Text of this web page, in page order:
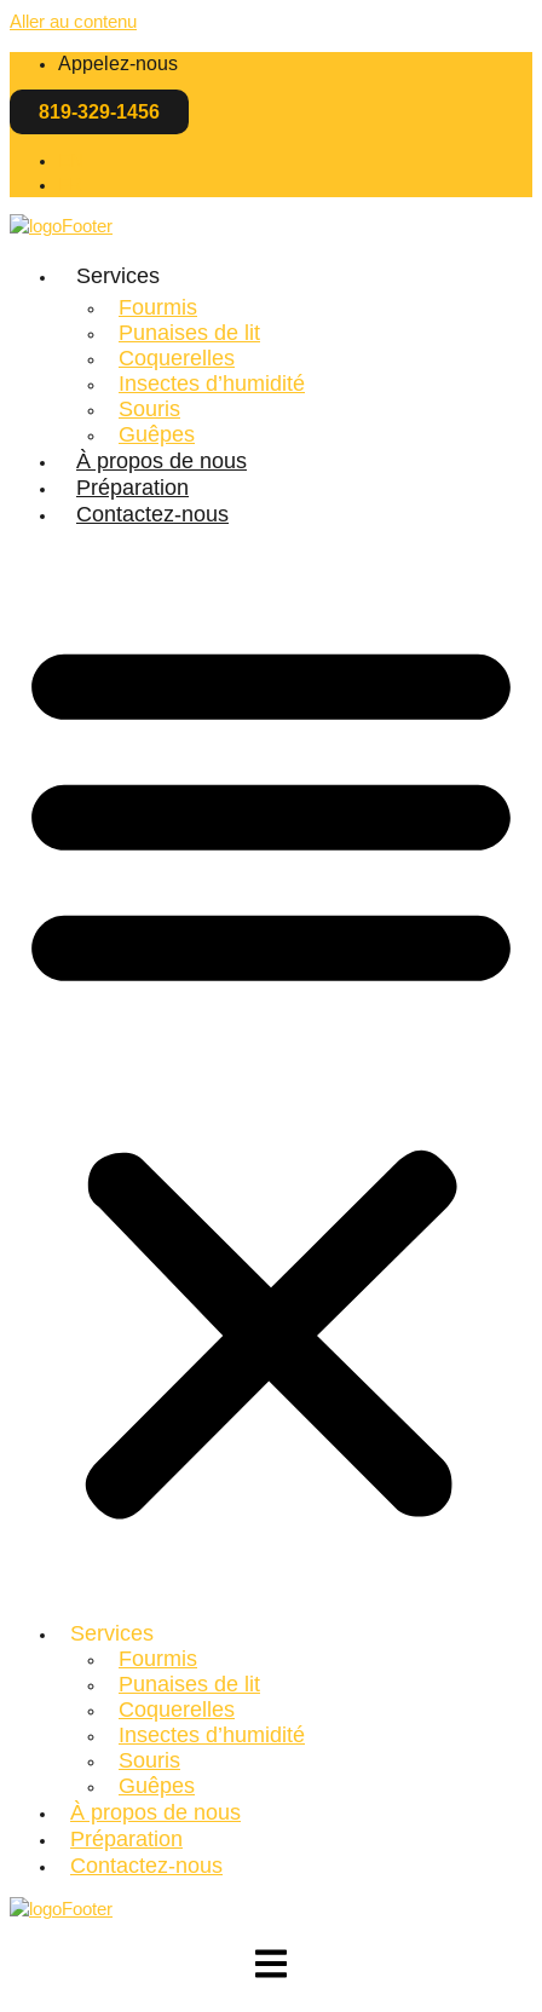
Aller au contenu
Appelez-nous
819-329-1456
Services
Fourmis
Punaises de lit
Coquerelles
Insectes d’humidité
Souris
Guêpes
À propos de nous
Préparation
Contactez-nous
Services
Fourmis
Punaises de lit
Coquerelles
Insectes d’humidité
Souris
Guêpes
À propos de nous
Préparation
Contactez-nous